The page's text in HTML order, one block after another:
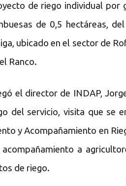
de riego individual por
de 0,5 hectáreas,
ubicado en el sector de
Ranco.
el director de INDAP,
del servicio, visita que se
y Acompañamiento en
a
de riego.